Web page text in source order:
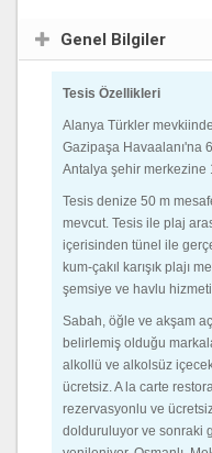
Genel Bilgiler
Tesis Özellikleri
Alanya Türkler
Gazipaşa Havaalanı'na
Antalya şehir merkezine
Tesis denize 50 m
mevcut. Tesis ile plaj
içerisinden tünel ile
kum-çakıl karışık plajı
şemsiye ve havlu
Sabah, öğle ve akşam
belirlemiş olduğu
alkollü ve alkolsüz
ücretsiz. A la carte
rezervasyonlu ve
dolduruluyor ve sonraki